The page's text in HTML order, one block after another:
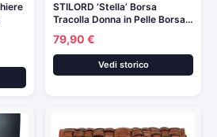
STILORD ‘Stella’ Borsa
Tracolla Donna in Pelle Borsa…
79,90 €
Vedi storico